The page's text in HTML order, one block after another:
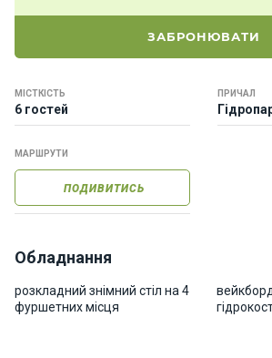
ЗАБРОНЮВАТИ
МІСТКІСТЬ
6 гостей
ПРИЧАЛ
МАРШРУТИ
ПОДИВИТИСЬ
Обладнання
розкладний знімний стіл на 4
фуршетних місця
а
е
и